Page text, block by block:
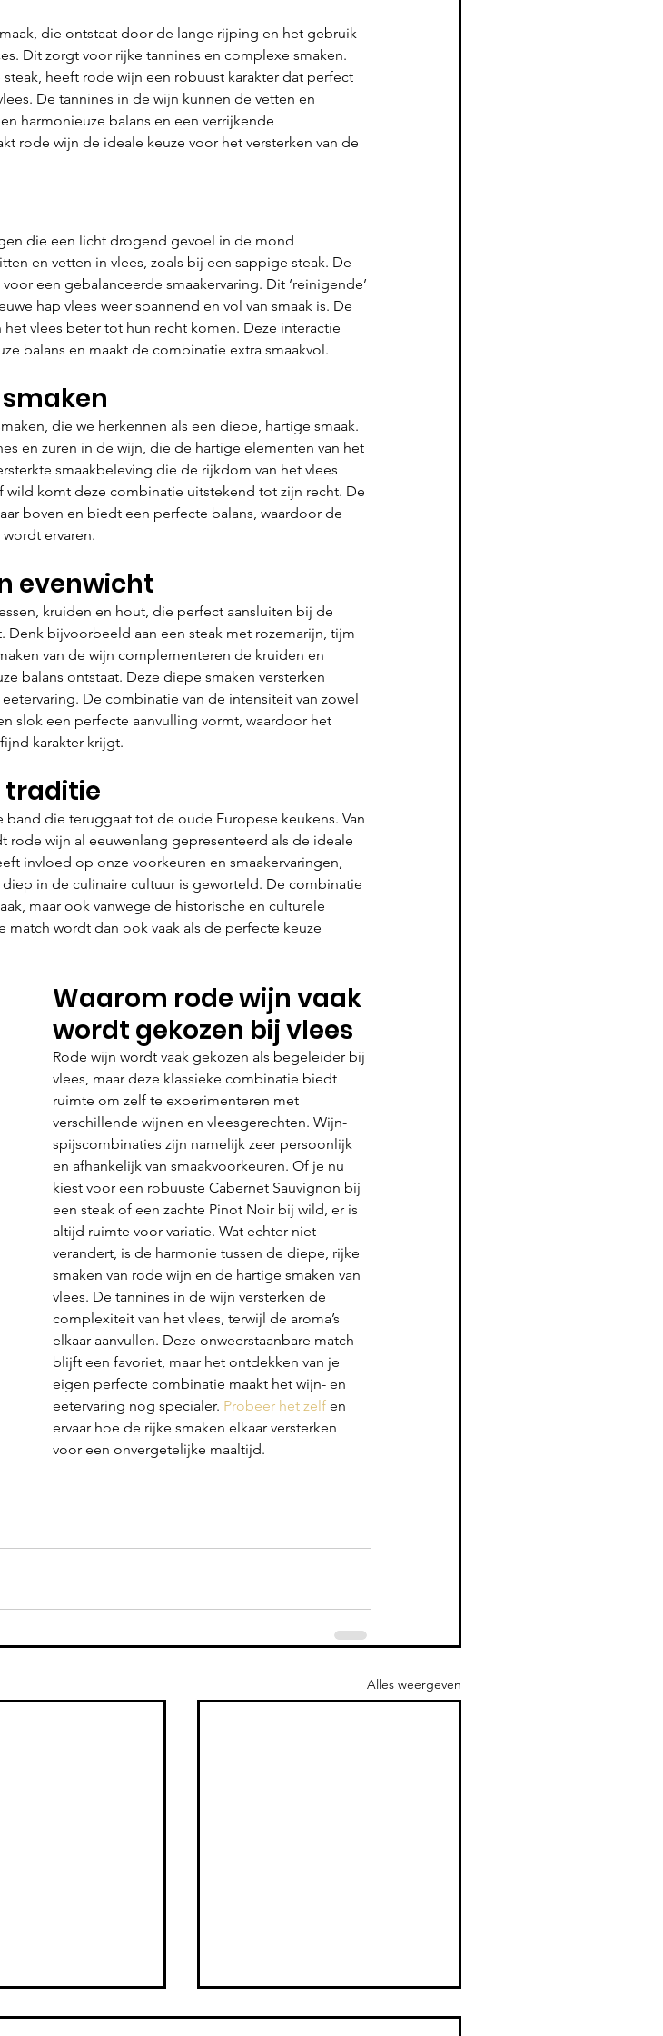
die ontstaat door de lange rijping en het gebruik
Dit zorgt voor rijke tannines en complexe smaken.
heeft rode wijn een robuust karakter dat perfect
De tannines in de wijn kunnen de vetten en
harmonieuze balans en een verrijkende
rode wijn de ideale keuze voor het versterken van de
die een licht drogend gevoel in de mond
en vetten in vlees, zoals bij een sappige steak. De
een gebalanceerde smaakervaring. Dit ‘reinigende’
hap vlees weer spannend en vol van smaak is. De
vlees beter tot hun recht komen. Deze interactie
balans en maakt de combinatie extra smaakvol.
die we herkennen als een diepe, hartige smaak.
en zuren in de wijn, die de hartige elementen van het
smaakbeleving die de rijkdom van het vlees
komt deze combinatie uitstekend tot zijn recht. De
boven en biedt een perfecte balans, waardoor de
ervaren.
evenwicht
kruiden en hout, die perfect aansluiten bij de
bijvoorbeeld aan een steak met rozemarijn, tijm
van de wijn complementeren de kruiden en
balans ontstaat. Deze diepe smaken versterken
De combinatie van de intensiteit van zowel
slok een perfecte aanvulling vormt, waardoor het
karakter krijgt.
traditie
die teruggaat tot de oude Europese keukens. Van
rode wijn al eeuwenlang gepresenteerd als de ideale
invloed op onze voorkeuren en smaakervaringen,
in de culinaire cultuur is geworteld. De combinatie
maar ook vanwege de historische en culturele
wordt dan ook vaak als de perfecte keuze
Waarom rode wijn vaak
wordt gekozen bij vlees
Rode wijn wordt vaak gekozen als begeleider bij
vlees, maar deze klassieke combinatie biedt
ruimte om zelf te experimenteren met
verschillende wijnen en vleesgerechten. Wijn-
spijscombinaties zijn namelijk zeer persoonlijk
en afhankelijk van smaakvoorkeuren. Of je nu
kiest voor een robuuste Cabernet Sauvignon bij
een steak of een zachte Pinot Noir bij wild, er is
altijd ruimte voor variatie. Wat echter niet
verandert, is de harmonie tussen de diepe, rijke
smaken van rode wijn en de hartige smaken van
vlees. De tannines in de wijn versterken de
complexiteit van het vlees, terwijl de aroma’s
elkaar aanvullen. Deze onweerstaanbare match
blijft een favoriet, maar het ontdekken van je
eigen perfecte combinatie maakt het wijn- en
eetervaring nog specialer. Probeer het zelf en
ervaar hoe de rijke smaken elkaar versterken
voor een onvergetelijke maaltijd.
Alles weergeven